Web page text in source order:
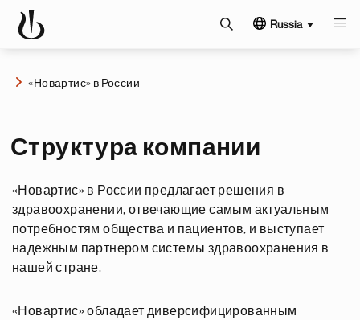
Russia
«Новартис» в России
Структура компании
«Новартис» в России предлагает решения в
здравоохранении, отвечающие самым актуальным
потребностям общества и пациентов, и выступает
надежным партнером системы здравоохранения в
нашей стране.
«Новартис» обладает диверсифицированным